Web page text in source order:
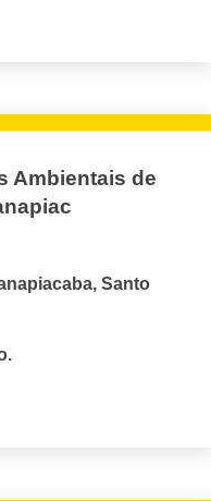
Ambientais de
Santo